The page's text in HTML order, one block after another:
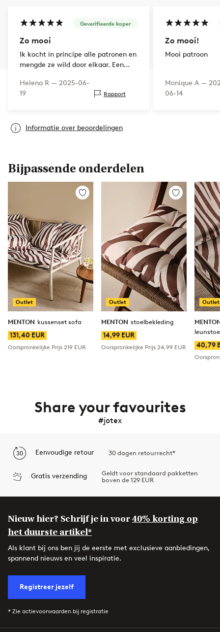
Geverifieerde koper
Zo mooi
Ik kocht in principe alle patronen en
mengde ze wild door elkaar. Een
terras
Helena R — 2025-06-
19
Rapport
Zo mooi!
Mooi patroon
Monique A —
06-14
Informatie over beoordelingen
Bijpassende onderdelen
Outlet
Toevoegen
MENTON kussenset sofa
131,40 EUR
Oorspronkelijke Prijs 219 EUR
Outlet
Toevoegen
favorieten
MENTON stoelbekleding
14,99 EUR
Oorspronkelijke Prijs24,99 EUR
Outlet
40,79
Share your favourites
#jotex
Eenvoudige retour 30 dagen retourrecht*
Gratis verzending
Geldt voor standaard pakketten
boven de 129 EUR
Nieuw hier? Schrijf je in voor40% korting op
het duurste artikel*
Als klant bij ons ben jij de eerste met exclusieve aanbiedingen,
spannend nieuws en veel inspiratie.
Registreer jezelf
* Zie actievoorwaarden bij registratie